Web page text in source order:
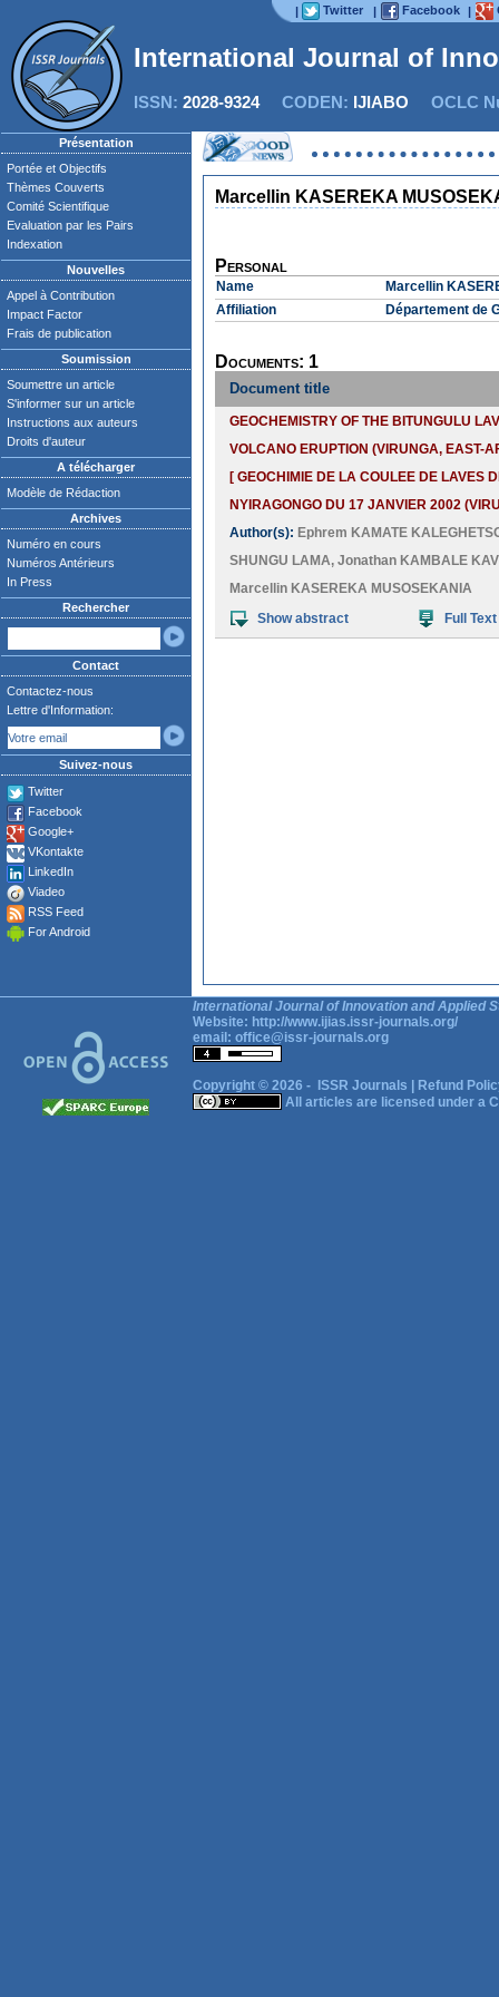
| Twitter | Facebook |
International Journal of
ISSN: 2028-9324CODEN: IJIABO OCLC
Présentation
Portée et Objectifs
Thèmes Couverts
Comité Scientifique
Evaluation par les Pairs
Indexation
Nouvelles
Appel à Contribution
Impact Factor
Frais de publication
Soumission
Soumettre un article
S'informer sur un article
Instructions aux auteurs
Droits d'auteur
A télécharger
Modèle de Rédaction
Archives
Numéro en cours
Numéros Antérieurs
In Press
Rechercher
Contact
Contactez-nous
Lettre d'Information:
Suivez-nous
Twitter
Facebook
Google+
VKontakte
LinkedIn
Viadeo
RSS Feed
For Android
Marcellin KASEREKA
Personal
Name
Marcellin
Affiliation
Département de
Documents: 1
Document title
GEOCHEMISTRY OF THE BITUNGULU
VOLCANO ERUPTION (VIRUNGA, EAST-
[ GEOCHIMIE DE LA COULEE DE LAVES
NYIRAGONGO DU 17 JANVIER 2002
Author(s): Ephrem KAMATE
SHUNGU LAMA, Jonathan KAMBALE
Marcellin KASEREKA MUSOSEKANIA
Show abstract
Full Text
International Journal of Innovation and Applied
Website: http://www.ijias.issr-journals.org/
email: office@issr-journals.org
Copyright © 2026 - ISSR Journals
Refund
All articles are licensed under a